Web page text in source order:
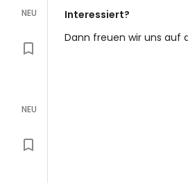
NEU
NEU
Interessiert?
Dann freuen wir uns auf